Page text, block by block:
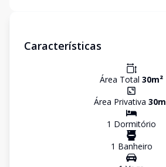
Características
Área Total 30m²
Área Privativa 30
1 Dormitório
1 Banheiro